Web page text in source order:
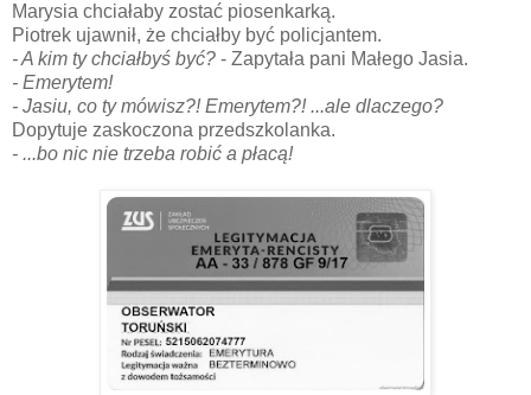
Marysia chciałaby zostać piosenkarką.
Piotrek ujawnił, że chciałby być policjantem.
- A kim ty chciałbyś być? - Zapytała pani Małego Jasia.
- Emerytem!
- Jasiu, co ty mówisz?! Emerytem?! ...ale dlaczego?
Dopytuje zaskoczona przedszkolanka.
- ...bo nic nie trzeba robić a płacą!